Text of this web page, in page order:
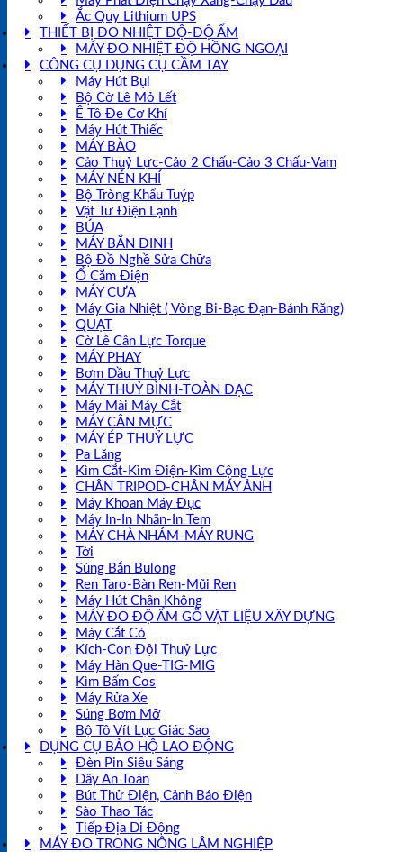
Ắc Quy Lithium UPS
THIẾT BỊ ĐO NHIỆT ĐỘ-ĐỘ ẨM
MÁY ĐO NHIỆT ĐỘ HỒNG NGOẠI
CÔNG CỤ DỤNG CỤ CẦM TAY
Máy Hút Bụi
Bộ Cờ Lê Mỏ Lết
Ê Tô Đe Cơ Khí
Máy Hút Thiếc
MÁY BÀO
Cảo Thuỷ Lực-Cảo 2 Chấu-Cảo 3 Chấu-Vam
MÁY NÉN KHÍ
Bộ Tròng Khẩu Tuýp
Vật Tư Điện Lạnh
BÚA
MÁY BẮN ĐINH
Bộ Đồ Nghề Sửa Chữa
Ổ Cắm Điện
MÁY CƯA
Máy Gia Nhiệt ( Vòng Bi-Bạc Đạn-Bánh Răng)
QUẠT
Cờ Lê Cân Lực Torque
MÁY PHAY
Bơm Dầu Thuỷ Lực
MÁY THUỶ BÌNH-TOÀN ĐẠC
Máy Mài Máy Cắt
MÁY CÂN MỰC
MÁY ÉP THUỶ LỰC
Pa Lăng
Kìm Cắt-Kìm Điện-Kìm Cộng Lực
CHÂN TRIPOD-CHÂN MÁY ẢNH
Máy Khoan Máy Đục
Máy In-In Nhãn-In Tem
MÁY CHÀ NHÁM-MÁY RUNG
Tời
Súng Bắn Bulong
Ren Taro-Bàn Ren-Mũi Ren
Máy Hút Chân Không
MÁY ĐO ĐỘ ẨM GỖ VẬT LIỆU XÂY DỰNG
Máy Cắt Cỏ
Kích-Con Đội Thuỷ Lực
Máy Hàn Que-TIG-MIG
Kìm Bấm Cos
Máy Rửa Xe
Súng Bơm Mỡ
Bộ Tô Vít Lục Giác Sao
DỤNG CỤ BẢO HỘ LAO ĐỘNG
Đèn Pin Siêu Sáng
Dây An Toàn
Bút Thử Điện, Cảnh Báo Điện
Sào Thao Tác
Tiếp Địa Di Động
MÁY ĐO TRONG NÔNG LÂM NGHIỆP